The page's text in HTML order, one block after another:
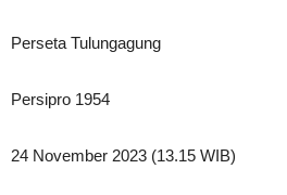
Perseta Tulungagung
Persipro 1954
24 November 2023 (13.15 WIB)